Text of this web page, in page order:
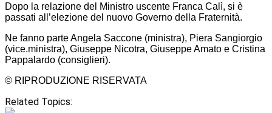
Dopo la relazione del Ministro uscente Franca Calì, si è
passati all’elezione del nuovo Governo della Fraternità.
Ne fanno parte Angela Saccone (ministra), Piera Sangiorgio
(vice.ministra), Giuseppe Nicotra, Giuseppe Amato e Cristina
Pappalardo (consiglieri).
© RIPRODUZIONE RISERVATA
Related Topics: